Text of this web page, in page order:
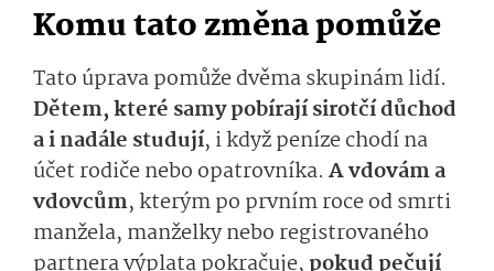
Komu tato změna pomůže
Tato úprava pomůže dvěma skupinám lidí.
Dětem, které samy pobírají sirotčí důchod
a i nadále studují, i když peníze chodí na
účet rodiče nebo opatrovníka. A vdovám a
vdovcům, kterým po prvním roce od smrti
manžela, manželky nebo registrovaného
partnera výplata pokračuje, pokud pečují